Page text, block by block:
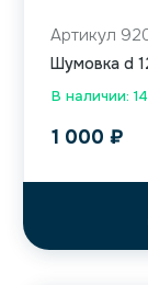
В наличии:
Артикул
Шумовка d
1 000 ₽